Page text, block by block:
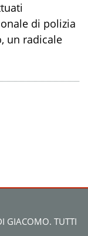
di polizia
un radicale
GIACOMO. TUTTI